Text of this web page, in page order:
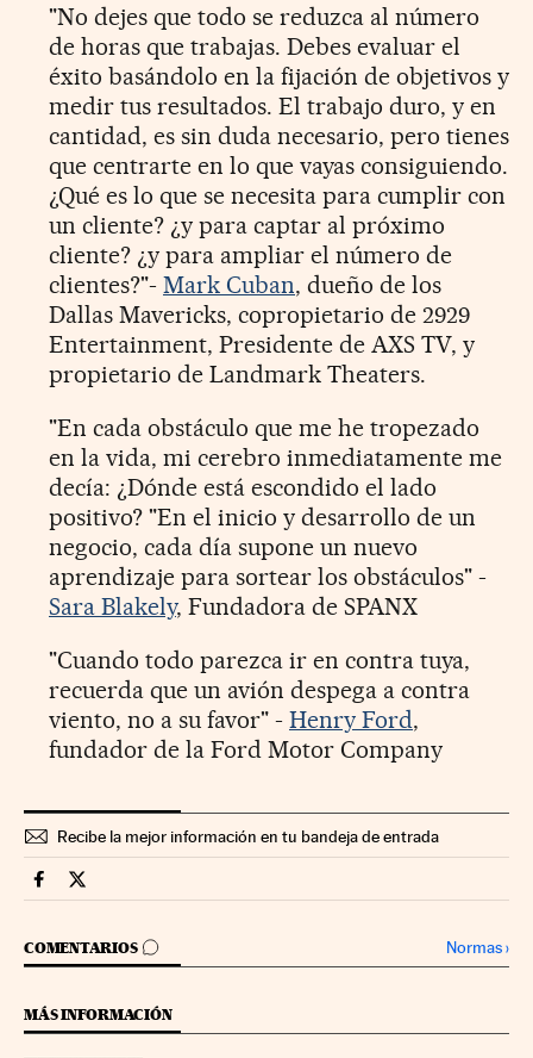
"No dejes que todo se reduzca al número
de horas que trabajas. Debes evaluar el
éxito basándolo en la fijación de objetivos y
medir tus resultados. El trabajo duro, y en
cantidad, es sin duda necesario, pero tienes
que centrarte en lo que vayas consiguiendo.
¿Qué es lo que se necesita para cumplir con
un cliente? ¿y para captar al próximo
cliente? ¿y para ampliar el número de
clientes?"- Mark Cuban, dueño de los
Dallas Mavericks, copropietario de 2929
Entertainment, Presidente de AXS TV, y
propietario de Landmark Theaters.
"En cada obstáculo que me he tropezado
en la vida, mi cerebro inmediatamente me
decía: ¿Dónde está escondido el lado
positivo? "En el inicio y desarrollo de un
negocio, cada día supone un nuevo
aprendizaje para sortear los obstáculos" -
Sara Blakely, Fundadora de SPANX
"Cuando todo parezca ir en contra tuya,
recuerda que un avión despega a contra
viento, no a su favor" - Henry Ford,
fundador de la Ford Motor Company
Recibe la mejor información en tu bandeja de entrada
Territorio Pyme Cinco Días en Facebook
Territorio Pyme Cinco Días en Twitter
COMENTARIOS
IR A LOS COMENTARIOS Normas›
MÁS INFORMACIÓN